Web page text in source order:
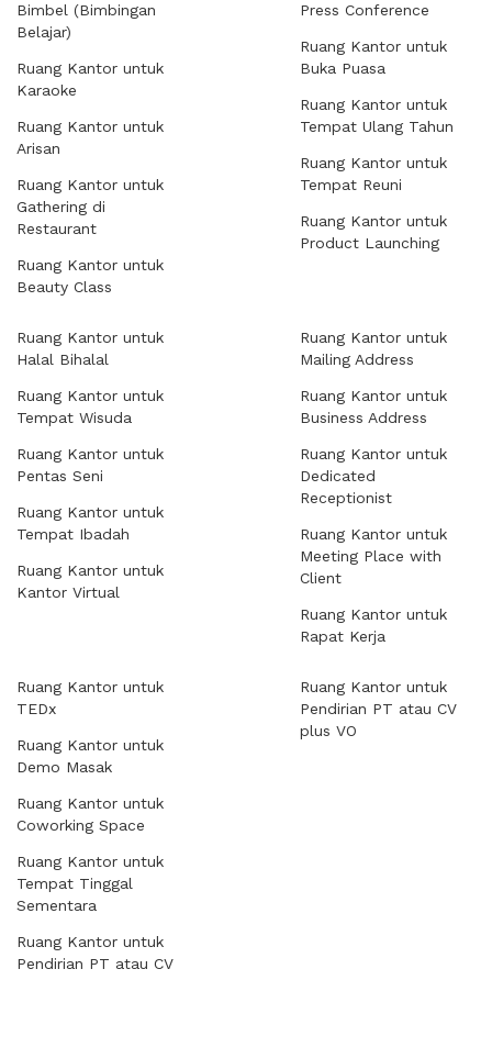
Bimbel (Bimbingan
Belajar)
Ruang Kantor untuk
Karaoke
Ruang Kantor untuk
Arisan
Ruang Kantor untuk
Gathering di
Restaurant
Ruang Kantor untuk
Beauty Class
Press Conference
Ruang Kantor untuk
Buka Puasa
Ruang Kantor untuk
Tempat Ulang Tahun
Ruang Kantor untuk
Tempat Reuni
Ruang Kantor untuk
Product Launching
Ruang Kantor untuk
Halal Bihalal
Ruang Kantor untuk
Tempat Wisuda
Ruang Kantor untuk
Pentas Seni
Ruang Kantor untuk
Tempat Ibadah
Ruang Kantor untuk
Kantor Virtual
Ruang Kantor untuk
Mailing Address
Ruang Kantor untuk
Business Address
Ruang Kantor untuk
Dedicated
Receptionist
Ruang Kantor untuk
Meeting Place with
Client
Ruang Kantor untuk
Rapat Kerja
Ruang Kantor untuk
TEDx
Ruang Kantor untuk
Demo Masak
Ruang Kantor untuk
Coworking Space
Ruang Kantor untuk
Tempat Tinggal
Sementara
Ruang Kantor untuk
Pendirian PT atau CV
Ruang Kantor untuk
Pendirian PT atau CV
plus VO